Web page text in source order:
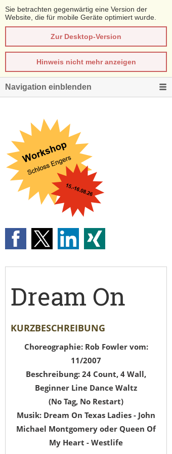
Sie betrachten gegenwärtig eine Version der
Website, die für mobile Geräte optimiert wurde.
Zur Desktop-Version
Hinweis nicht mehr anzeigen
Navigation einblenden
Dream On
KURZBESCHREIBUNG
Choreographie: Rob Fowler vom:
11/2007
Beschreibung: 24 Count, 4 Wall,
Beginner Line Dance Waltz
(No Tag, No Restart)
Musik: Dream On Texas Ladies - John
Michael Montgomery oder Queen Of
My Heart - Westlife